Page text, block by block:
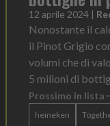
12 aprile 2024 |
Nonostante il
il Pinot Grigio
volumi che di
5 milioni di
Prossimo in lista
heineken